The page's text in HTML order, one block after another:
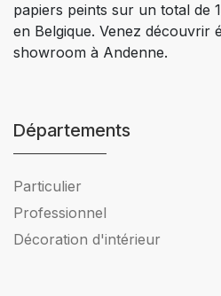
papiers peints sur un total de
en Belgique. Venez découvrir
showroom à Andenne.
Départements
Particulier
Professionnel
Décoration d'intérieur